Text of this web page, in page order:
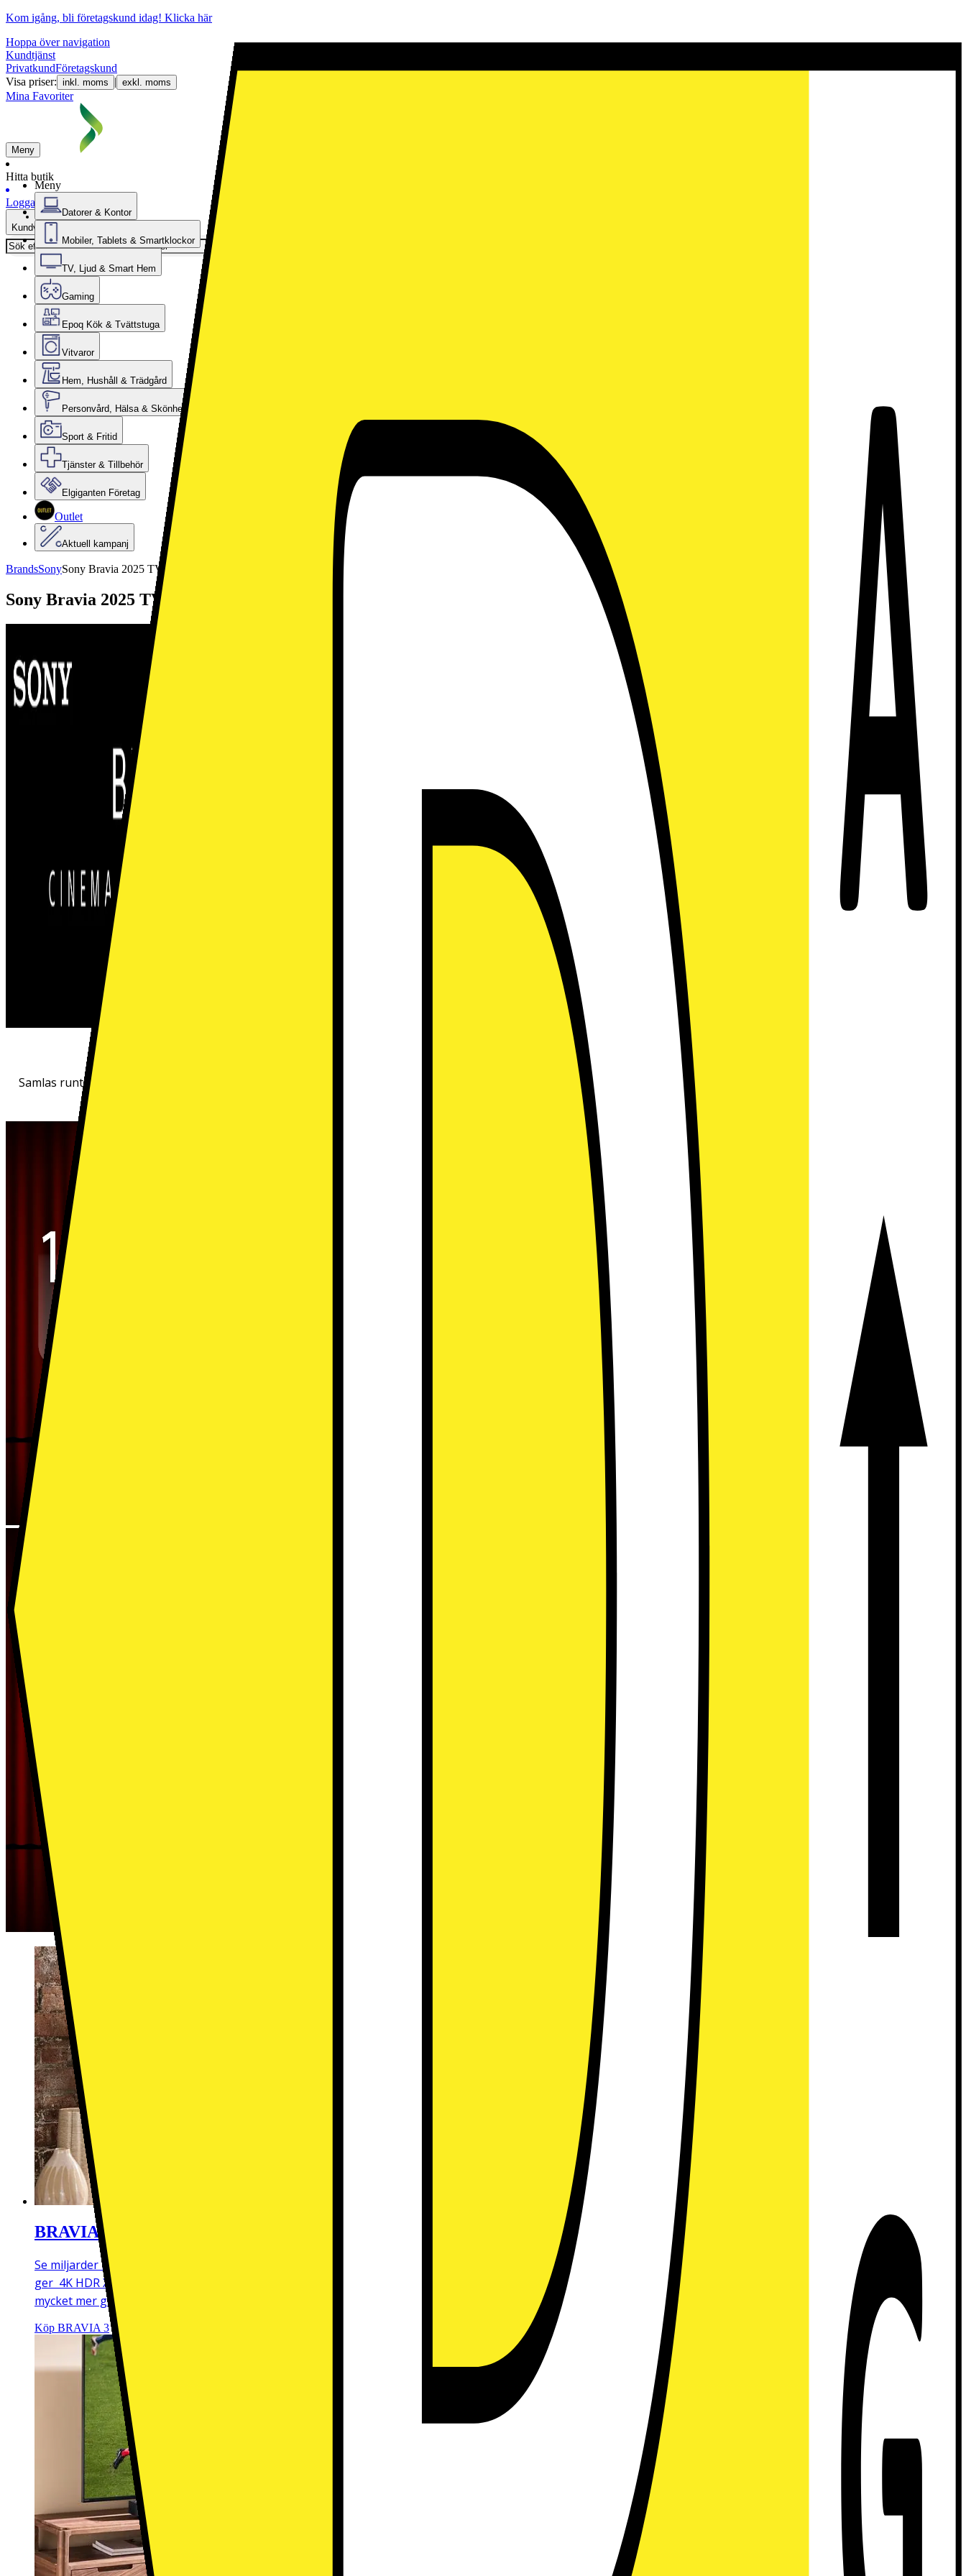
Kom igång, bli företagskund idag! Klicka här
Hoppa över navigation
Kundtjänst
PrivatkundFöretagskund
Visa priser: inkl. moms | exkl. moms
Mina Favoriter
Meny
Hitta butik
Logga in
Kundvagn
Meny
Datorer & Kontor
Mobiler, Tablets & Smartklockor
TV, Ljud & Smart Hem
Gaming
Epoq Kök & Tvättstuga
Vitvaror
Hem, Hushåll & Trädgård
Personvård, Hälsa & Skönhet
Sport & Fritid
Tjänster & Tillbehör
Elgiganten Företag
Outlet
Aktuell kampanj
BrandsSonySony Bravia 2025 TV-utbud
Sony Bravia 2025 TV-utbud
Bring the magic of the cinema home
Samlas runt skärmen och fördjupa er i scenen tillsammans – med verklighetstrogen bild och surroundljud skapat för film, tack vare den nya Sony Bravia TVn, soundbars och
BRAVIA 3
Se miljarder klara, naturliga färger på BRAVIA 3, där Triluminos Pro-skärm ger liv åt färgerna i ditt vardagsrum, komplett med verklighetstrogna texturer. Med hjälp av AI
ger 4K HDR X1-processor nytt liv åt varje pixel, även när du tittar på gamla filmer. Med kraftfullt ljud, ett komplett hemmabiosystem, de senaste spelfunktionerna och
mycket mer ger denna AI-drivna Direct LED-TV liv åt allt innehåll.
Köp BRAVIA 3